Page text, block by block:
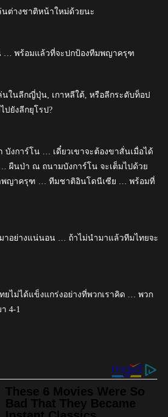
นต่างชาติหน้าใหม่ด้วยนะ
… พร้อมแล้วที่จะปกป้องทีมพญาครุฑ
นในลีกญี่ปุ่น, เกาหลีใต้, หรือลีกระดับท็อป
ปยังลีกยุโรป?
งการ์โน … เดี๋ยวเขาจะต้องขาสั่นเมื่อได้
ผืนป่า ณ ถนามบังการ์โน จะเต็มไปด้วย
พญาครุฑ … ทีมชาติอินโดนีเซีย … พร้อมที่
าอย่างแน่นอน … ถ้าไม่นำมาแล้วทีมไทยจะ
ไม่ได้แข็งแกร่งอย่างที่พวกเราคิด … พวก
4-1